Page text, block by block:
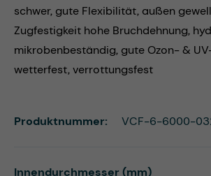
schwer, gute Flexibilität, außen
Zugfestigkeit hohe Bruchdehnung,
mikrobenbeständig, gute Ozon- &
wetterfest, verrottungsfest
Innendurchmesser (mm)auswählen
Produktnummer: VCF-6-6000-